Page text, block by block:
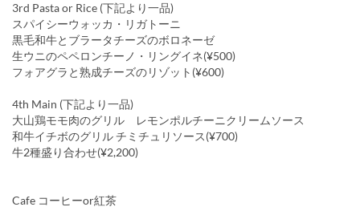
3rd Pasta or Rice (下記より一品)
スパイシーウォッカ・リガトーニ
黒毛和牛とブラータチーズのボロネーゼ
生ウニのペペロンチーノ・リングイネ(¥500)
フォアグラと熟成チーズのリゾット(¥600)
4th Main (下記より一品)
大山鶏モモ肉のグリル レモンポルチーニクリームソース
和牛イチボのグリル チミチュリソース(¥700)
牛2種盛り合わせ(¥2,200)
Cafe コーヒーor紅茶